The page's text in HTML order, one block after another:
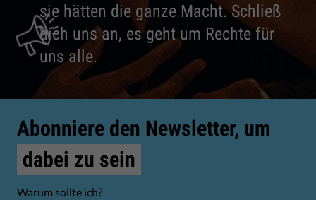
sie hätten die ganze Macht. Schließ
dich uns an, es geht um Rechte für
uns alle.
Abonniere den Newsletter, um
dabei zu sein
Warum sollte ich?